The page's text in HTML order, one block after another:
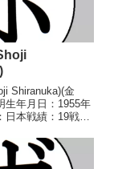
Shiranuka)(金
生年月日：1955年
日本戦績：19戦9
1973/07/22 ○4R
) 小向 健吉(協